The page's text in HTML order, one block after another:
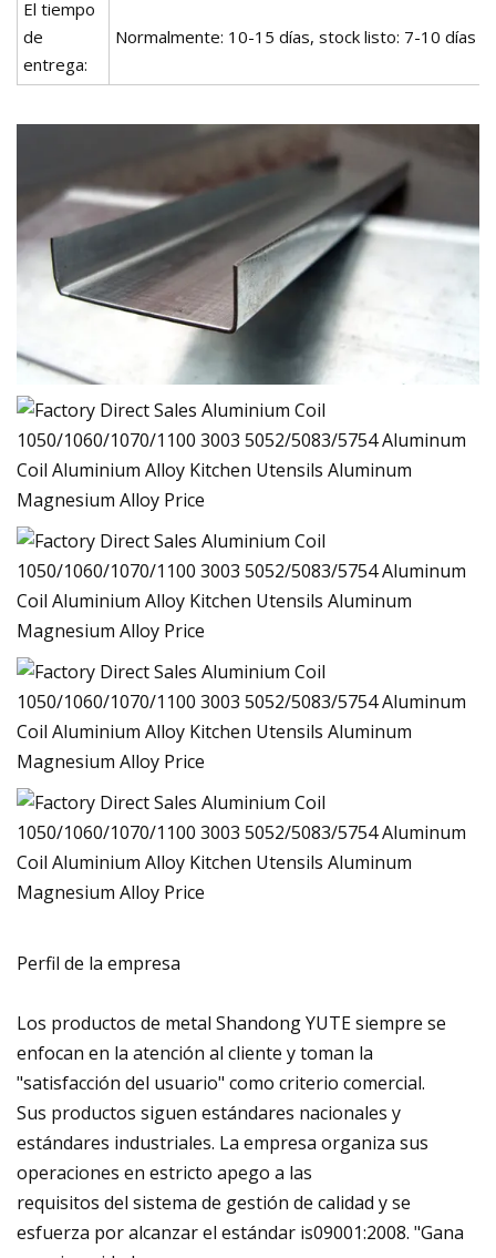
El tiempo
de
entrega:
Normalmente: 10-15 días, stock listo: 7-10 días
Perfil de la empresa
Los productos de metal Shandong YUTE siempre se
enfocan en la atención al cliente y toman la
"satisfacción del usuario" como criterio comercial.
Sus productos siguen estándares nacionales y
estándares industriales. La empresa organiza sus
operaciones en estricto apego a las
requisitos del sistema de gestión de calidad y se
esfuerza por alcanzar el estándar is09001:2008. "Gana